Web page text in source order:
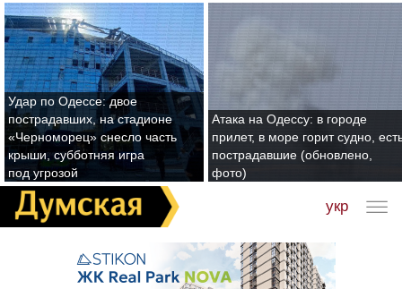
Удар по Одессе: двое
пострадавших, на стадионе
«Черноморец» снесло часть
крыши, субботняя игра
под угрозой
Атака на Одессу: в городе
прилет, в море горит судно,
пострадавшие (обновлено,
фото)
укр